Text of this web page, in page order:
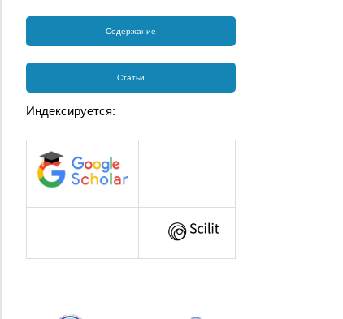
Содержание
Статьи
Индексируется: